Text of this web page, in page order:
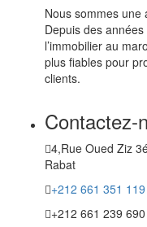
Nous sommes une
Depuis des
l’immobilier au
plus fiables pour
clients.
Contactez-
4,Rue Oued Ziz
Rabat
+212 661 351 119
+212 661 239 690